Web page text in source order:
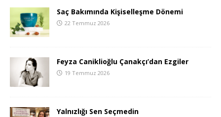
Saç Bakımında Kişiselleşme Dönemi
22 Temmuz 2026
Feyza Caniklioğlu Çanakçı’dan Ezgiler
19 Temmuz 2026
Yalnızlığı Sen Seçmedin